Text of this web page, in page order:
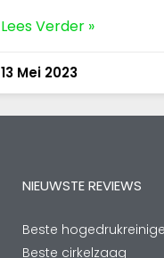
Lees Verder »
13 Mei 2023
NIEUWSTE REVIEWS
Beste
Beste cirkelzaag